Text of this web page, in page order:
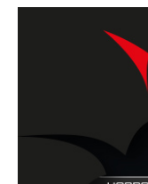
Zur